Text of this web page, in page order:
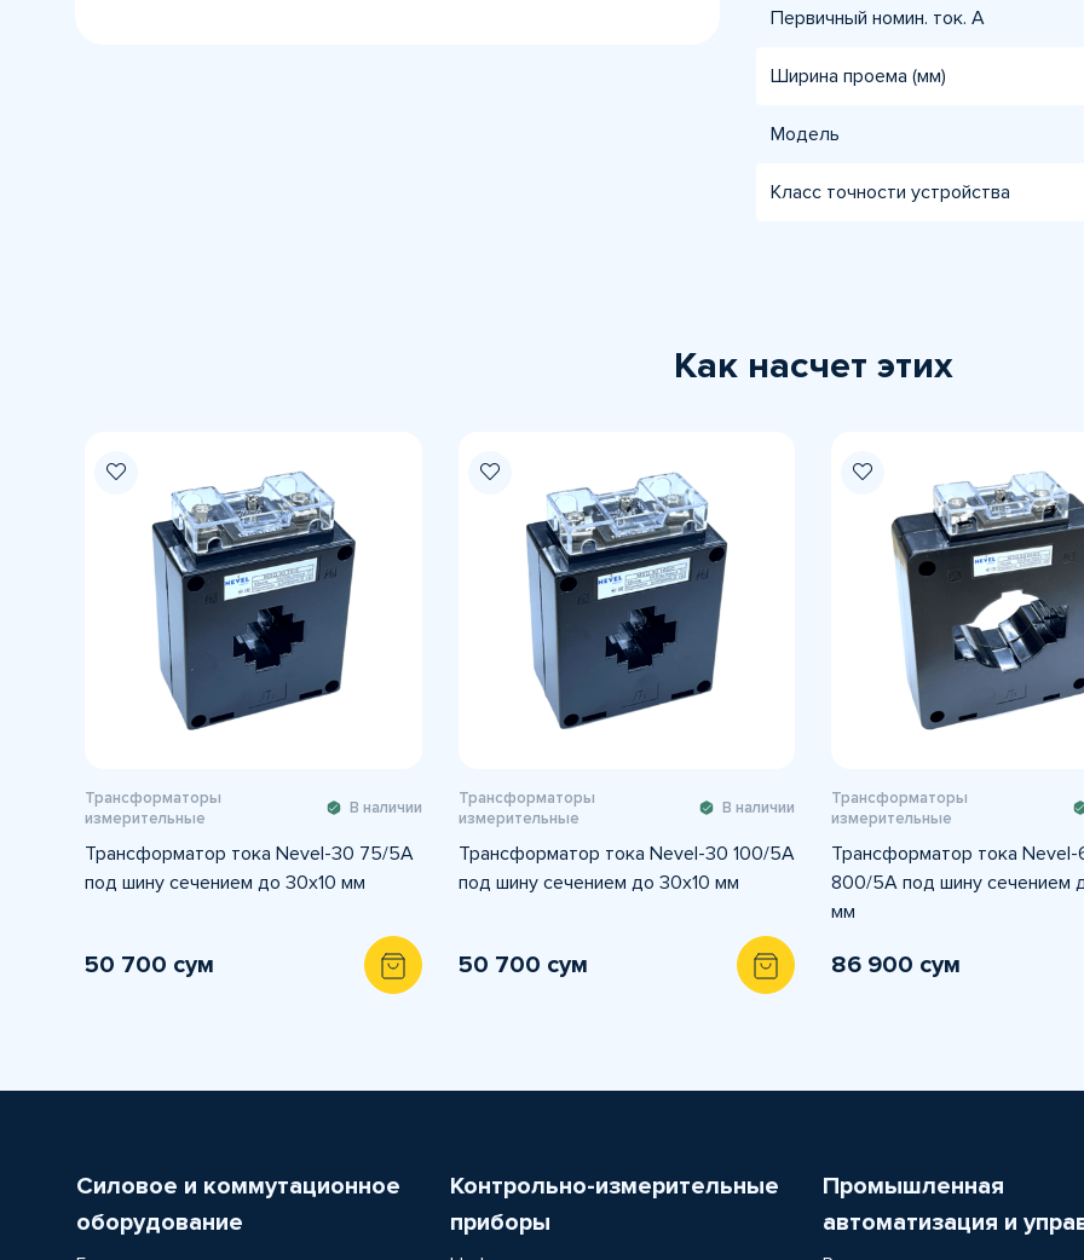
Первичный номин. ток. А
Ширина проема (мм)
Модель
Класс точности устройства
Как насчет этих
Трансформаторы
измерительные
В наличии
Трансформатор тока Nevel-30 75/5А
под шину сечением до 30х10 мм
50 700 сум
Трансформаторы
измерительные
В наличии
Трансформатор тока Nevel-30 100/5А
под шину сечением до 30х10 мм
50 700 сум
Трансформаторы
измерительные
Трансформатор тока
800/5А под шину сечением
мм
86 900 сум
Силовое и коммутационное
оборудование
Контрольно-измерительные
приборы
Промышленная
автоматизация и